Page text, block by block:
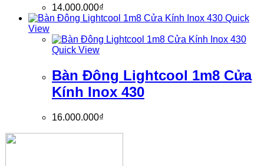
14.000.000₫
Quick
View
Quick View
Bàn Đông Lightcool 1m8 Cửa
Kính Inox 430
16.000.000₫